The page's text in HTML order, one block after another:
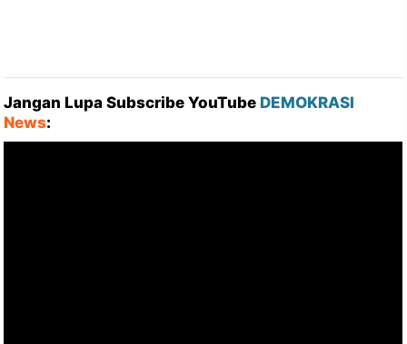
Jangan Lupa Subscribe YouTube DEMOKRASI
News: